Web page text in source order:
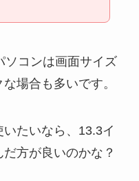
ソコンは画面サイズ
場合も多いです。
たいなら、13.3イ
方が良いのかな？